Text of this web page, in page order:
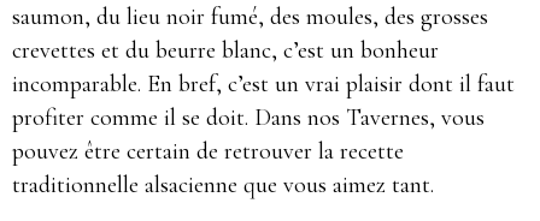
saumon, du lieu noir fumé, des moules, des grosses
crevettes et du beurre blanc, c’est un bonheur
incomparable. En bref, c’est un vrai plaisir dont il faut
profiter comme il se doit. Dans nos Tavernes, vous
pouvez être certain de retrouver la recette
traditionnelle alsacienne que vous aimez tant.